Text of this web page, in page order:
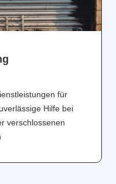
für
Hilfe bei
verschlossenen